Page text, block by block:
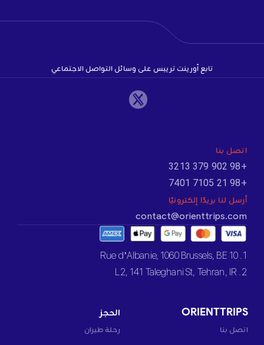
تابع أورينت تريبس على وسائل التواصل الاجتماعي
اتصل بنا
+98 902 379 3213
+98 21 7105 7401
أرسل لنا بريدًا إلكترونيًا
contact@orienttrips.com
1. 10 Rue d’Albanie, 1060 Brussels, BE
2. L2, 141 Taleghani St, Tehran, IR
ORIENTTRIPS
اتصل بنا
الحجز
رحلة طيران